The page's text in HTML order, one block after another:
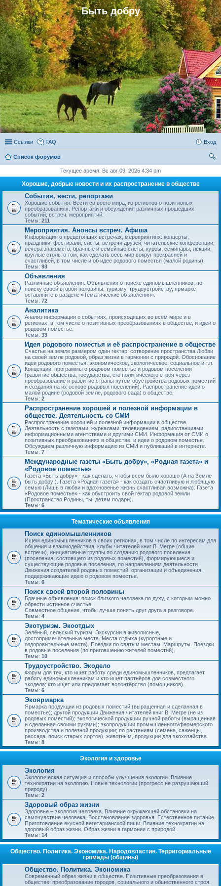
Быть добру
Ссылки FAQ Вход
Список форумов
Текущее время: Вс авг 09, 2026 4:34 pm
Хорошие, добрые новости и их распространение в обществе
События, вести, репортажи
Хорошие события. Вести со всего мира, из регионов о позитивных
преобразованиях. Репортажи и обсуждения различных прошедших
событий, встреч, мероприятий.
Темы: 211
Мероприятия. Анонсы встреч. Афиша
Информация о предстоящих встречах, мероприятиях: концерты,
праздники, фестивали, слёты, встречи друзей, читательские конференции,
вечера знакомств, брачные и семейные слёты; курсы, семинары, лекции,
круглые столы о том, как сделать весь мир вокруг прекрасней и
счастливей, в том числе и об идее родового поместья (малой родины).
Темы: 93
Объявления
Различные объявления. Объявления о поиске единомышленников, по
поиску своей второй половины, туризму, трудоустройству, ярмарке
оставляйте в разделе «Тематические объявления».
Темы: 72
Аналитика
Анализ информации о событиях, происходящих во всём мире и в
регионах, в том числе о позитивных преобразованиях в обществе, и идеи о
родовом поместье.
Темы: 33
Идея родового поместья и её распространение в обществе
Счастье на земле размером один гектар: сотворение пространства Любви
на своей земле родовой, образ жизни в гармонии с природой. Обоснование
идеи родового поместья: экономическое, экологическое, социальное и т.п.
Концепции, программы о родовом поместье и родовом поселении
(развитие общества, государства, его политического строя через
преобразование и развитие страны путём обустройства родовых поместий
и создания на их основе родовых поселений). Распространение идеи о
малой родине (родовой земле, родового сада) в обществе.
Темы: 2
Распространение хорошей и полезной информации в
обществе. Деятельность со СМИ
Распространение хорошей и полезной информации в обществе.
Деятельность с газетами, журналами, телевидением, радиостанциями,
информационными агентствами и другими СМИ. Информация от СМИ о
позитивных преобразованиях в обществе, и идеи о родовом поместье.
Обсуждаем различную информацию из СМИ и публикаций в интернете.
Темы: 7
Международные газеты «Быть добру», «Родная газета» и
«Родовое поместье»
Газета «Быть добру» - как сделать, чтобы всем было хорошо (А на Земле
быть добру!). Газета «Родная газета» - как создать счастливую и любящую
семью (Лишь в любви и вдохновенье жизнь счастливая возможна). Газета
«Родовое поместье» - как обустроить свой гектар родовой земли
(Пространство Родины, ты, детям подари).
Темы: 6
Тематические объявления
Поиск единомышленников
Ищем единомышленников в своих регионах, в том числе по интересам для
общения и взаимодействия, клубы читателей книг В. Мегре (общие
встречи), инициативные группы по созданию родового поселения
(поселения, состоящего из родовых поместий), формирующиеся и
существующие родовые поселения, по направлениям деятельности
Движения создателей родовых поместий; организации и объединения,
поддерживающие идею о родовом поместье.
Темы: 6
Поиск своей второй половины
Брачные объявления: поиск близкого человека по духу, с которым можно
обрести истинное счастье.
Совместное общение, чтобы лучше понять друг друга в разговоре.
Темы: 4
Экотуризм. Экоотдых
Зелёный, сельский туризм. Экскурсии в живописные,
достопримечательные места. Места отдыха (курортные и
оздоровительные места). Поездки по святым местам. Маршруты. Поездки
в родовые поселения (по приглашению жителей поместий).
Темы: 10
Трудоустройство. Экодело
Форум для тех, кто ищет работу среди единомышленников, предлагает
работу единомышленникам и кто ищет партнёров для совместного
экодела; кто ищет или предлагает волонтёрство (помощников).
Темы: 6
Экоярмарка
Ярмарка продукции из родовых поместий (выращенная и сделанная в
поместье); другой продукции Движения читателей книг В. Мегре (не из
родовых поместий); экологической продукции ручной работы (выращенная
и сделанная своими руками); экопродукции промышленного/фермерского
производства и полезной продукции; по растениям (семена, саженцы,
рассада, поиск старых сортов), животным, продукции для экохозяйства.
Темы: 8
Экология и здоровье
Экология
Экологическая ситуация и способы улучшения экологии. Влияние
технократии на экологию. Новые технологии (прогресс не разрушающий
природу).
Темы: 2
Здоровый образ жизни
Здоровье – экология человека. Влияние окружающей обстановки на
самочувствие человека. Восстановление здоровья. Естественное питание.
Приготовление вкусной вегетарианской пищи. Влияние технократии на
здоровый образ жизни. Образ жизни в гармонии с природой.
Темы: 14
Общество. Политика. Экономика. Народовластие. Территориальные
громады (общины)
Общество. Политика. Экономика
Современный образ жизни в обществе. Позитивные преобразования в
обществе: преобразование городов, социального и общественного строя.